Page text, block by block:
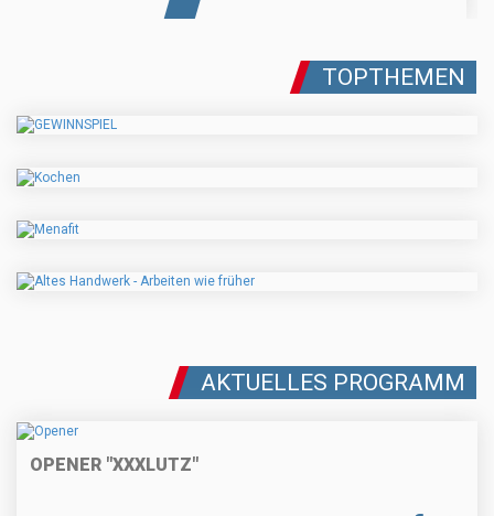
TOPTHEMEN
AKTUELLES PROGRAMM
OPENER "XXXLUTZ"